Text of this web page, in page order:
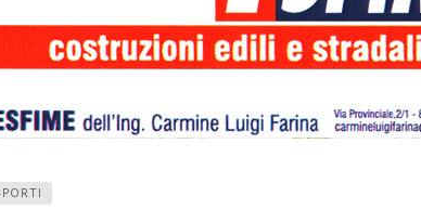
nei pressi dello svincolo di Polla 1 giorno fa